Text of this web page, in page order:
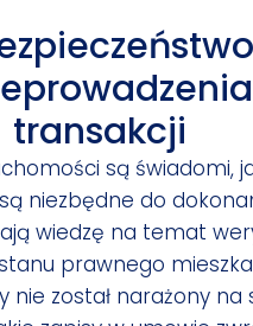
transakcji
są świadomi,
niezbędne do
wiedzę na temat
prawnego
nie został narażony na